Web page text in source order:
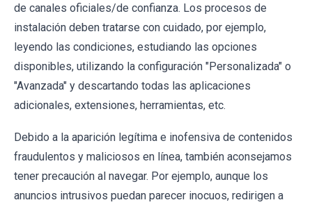
de canales oficiales/de confianza. Los procesos de
instalación deben tratarse con cuidado, por ejemplo,
leyendo las condiciones, estudiando las opciones
disponibles, utilizando la configuración "Personalizada" o
"Avanzada" y descartando todas las aplicaciones
adicionales, extensiones, herramientas, etc.
Debido a la aparición legítima e inofensiva de contenidos
fraudulentos y maliciosos en línea, también aconsejamos
tener precaución al navegar. Por ejemplo, aunque los
anuncios intrusivos puedan parecer inocuos, redirigen a